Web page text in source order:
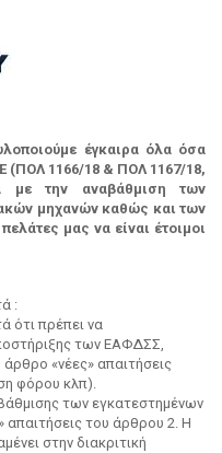
έγκαιρα όλα όσα
(ΠΟΛ 1166/18 & ΠΟΛ 1167/18,
με την αναβάθμιση των
μηχανών καθώς και των
μας να είναι έτοιμοι
:
ότι πρέπει να
των ΕΑΦΔΣΣ,
«νέες» απαιτήσεις
φόρου κλπ).
των εγκατεστημένων
του άρθρου 2. Η
στην διακριτική